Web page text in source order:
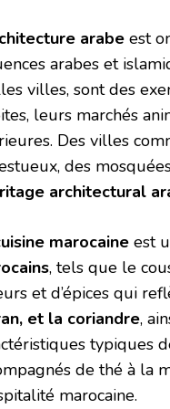
arabe est
arabes et
villes, sont des
leurs marchés
Des villes
des
architectural
marocaine est
, tels que le
et d’épices qui
et la coriandre,
typiques
de thé à la
marocaine.